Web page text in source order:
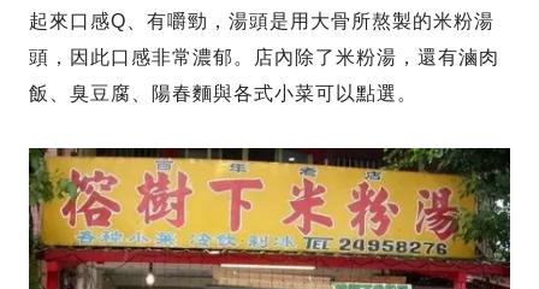
起來口感Q、有嚼勁，湯頭是用大骨所熬製的米粉湯
頭，因此口感非常濃郁。店內除了米粉湯，還有滷肉
飯、臭豆腐、陽春麵與各式小菜可以點選。